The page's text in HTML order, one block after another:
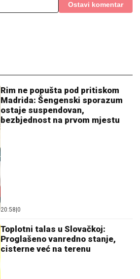
Ostavi komentar
Rim ne popušta pod pritiskom
Madrida: Šengenski sporazum
ostaje suspendovan,
bezbjednost na prvom mjestu
20:58 0
Toplotni talas u Slovačkoj:
Proglašeno vanredno stanje,
cisterne već na terenu